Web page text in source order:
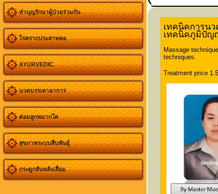
ทำบุญรักษาผู้ป่วยร่วมกัน
โรครากประสาทคอ
AYURVEDIC
นวดบรรเทาอาการ
ต่อมลูกหมากโต
สุขภาพระบบสืบพันธุ์
กระดูกสันหลังเสื่อม
เทคนิคการน
เทคนิคภูมิปัญ
Massage
techniques.
Treatment price